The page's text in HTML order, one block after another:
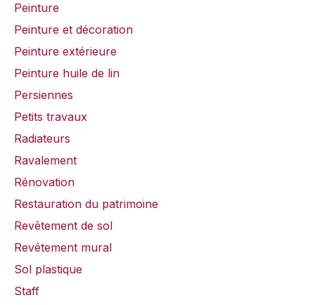
Peinture
Peinture et décoration
Peinture extérieure
Peinture huile de lin
Persiennes
Petits travaux
Radiateurs
Ravalement
Rénovation
Restauration du patrimoine
Revêtement de sol
Revêtement mural
Sol plastique
Staff